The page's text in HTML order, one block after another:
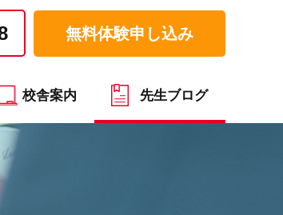
無料体験申し込み
校舎案内 先生ブログ